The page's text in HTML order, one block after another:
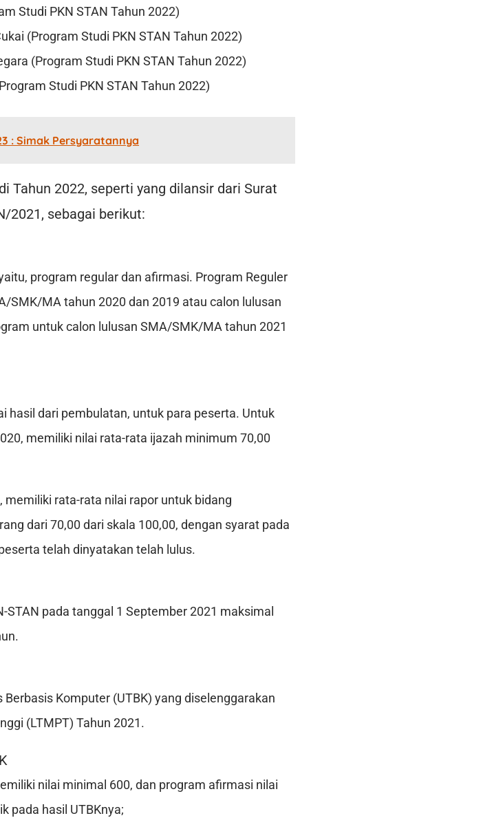
Studi PKN STAN Tahun 2022)
(Program Studi PKN STAN Tahun 2022)
(Program Studi PKN STAN Tahun 2022)
Studi PKN STAN Tahun 2022)
: Simak Persyaratannya
di Tahun 2022, seperti yang dilansir dari Surat
2021, sebagai berikut:
program regular dan afirmasi. Program Reguler
SMK/MA tahun 2020 dan 2019 atau calon lulusan
untuk calon lulusan SMA/SMK/MA tahun 2021
hasil dari pembulatan, untuk para peserta. Untuk
memiliki nilai rata-rata ijazah minimum 70,00
rata-rata nilai rapor untuk bidang
dari 70,00 dari skala 100,00, dengan syarat pada
telah dinyatakan telah lulus.
pada tanggal 1 September 2021 maksimal
Komputer (UTBK) yang diselenggarakan
(LTMPT) Tahun 2021.
nilai minimal 600, dan program afirmasi nilai
pada hasil UTBKnya;